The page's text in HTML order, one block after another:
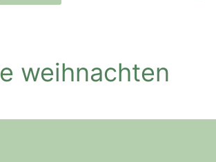
weihnachten